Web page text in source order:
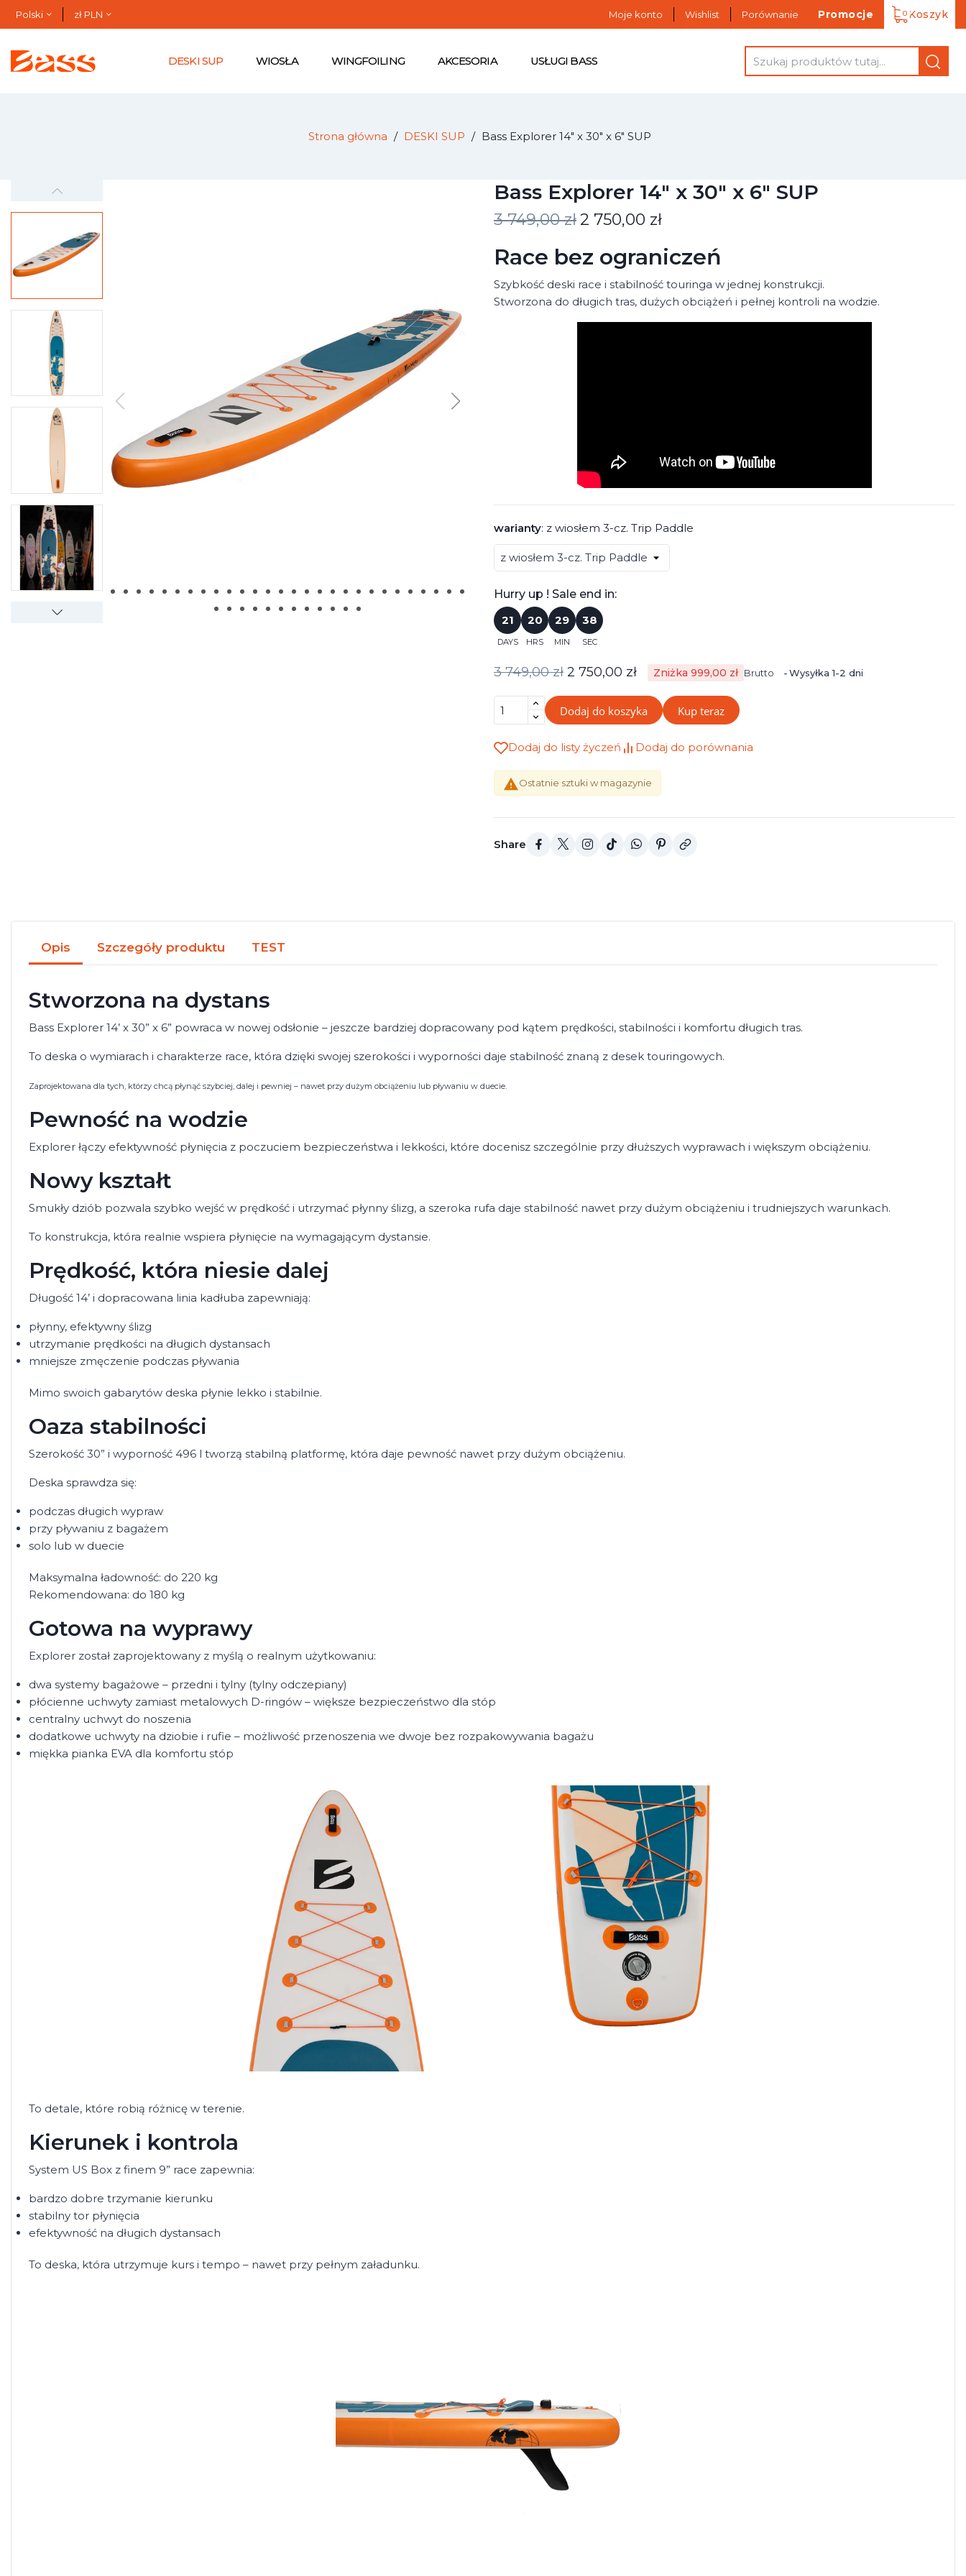
Polski zł PLN Moje konto Wishlist Porównanie Promocje Koszyk
DESKI SUP WIOSŁA WINGFOILING AKCESORIA USŁUGI BASS
Strona główna DESKI SUP Bass Explorer 14" x 30" x 6" SUP
Bass Explorer 14" x 30" x 6" SUP
3 749,00 zł2 750,00 zł
Race bez ograniczeń
Szybkość deski race i stabilność touringa w jednej konstrukcji.
Stworzona do długich tras, dużych obciążeń i pełnej kontroli na wodzie.
warianty: z wiosłem 3-cz. Trip Paddle
Hurry up ! Sale end in:
21
DAYS
20
HRS
29
MIN
37
SEC
3 749,00 zł 2 750,00 zł Zniżka 999,00 zł Brutto Wysyłka 1-2 dni
Dodaj do koszyka Kup teraz
Dodaj do listy życzeń Dodaj do porównania
Ostatnie sztuki w magazynie
Share
Opis Szczegóły produktu TEST
Stworzona na dystans
Bass Explorer 14’ x 30” x 6” powraca w nowej odsłonie – jeszcze bardziej dopracowany pod kątem prędkości, stabilności i komfortu długich tras.
To deska o wymiarach i charakterze race, która dzięki swojej szerokości i wyporności daje stabilność znaną z desek touringowych.
Zaprojektowana dla tych, którzy chcą płynąć szybciej, dalej i pewniej – nawet przy dużym obciążeniu lub pływaniu w duecie.
Pewność na wodzie
Explorer łączy efektywność płynięcia z poczuciem bezpieczeństwa i lekkości, które docenisz szczególnie przy dłuższych wyprawach i większym obciążeniu.
Nowy kształt
Smukły dziób pozwala szybko wejść w prędkość i utrzymać płynny ślizg, a szeroka rufa daje stabilność nawet przy dużym obciążeniu i trudniejszych warunkach.
To konstrukcja, która realnie wspiera płynięcie na wymagającym dystansie.
Prędkość, która niesie dalej
Długość 14’ i dopracowana linia kadłuba zapewniają:
płynny, efektywny ślizg
utrzymanie prędkości na długich dystansach
mniejsze zmęczenie podczas pływania
Mimo swoich gabarytów deska płynie lekko i stabilnie.
Oaza stabilności
Szerokość 30” i wyporność 496 l tworzą stabilną platformę, która daje pewność nawet przy dużym obciążeniu.
Deska sprawdza się:
podczas długich wypraw
przy pływaniu z bagażem
solo lub w duecie
Maksymalna ładowność: do 220 kg
Rekomendowana: do 180 kg
Gotowa na wyprawy
Explorer został zaprojektowany z myślą o realnym użytkowaniu:
dwa systemy bagażowe – przedni i tylny (tylny odczepiany)
płócienne uchwyty zamiast metalowych D-ringów – większe bezpieczeństwo dla stóp
centralny uchwyt do noszenia
dodatkowe uchwyty na dziobie i rufie – możliwość przenoszenia we dwoje bez rozpakowywania bagażu
miękka pianka EVA dla komfortu stóp
To detale, które robią różnicę w terenie.
Kierunek i kontrola
System US Box z finem 9” race zapewnia:
bardzo dobre trzymanie kierunku
stabilny tor płynięcia
efektywność na długich dystansach
To deska, która utrzymuje kurs i tempo – nawet przy pełnym załadunku.